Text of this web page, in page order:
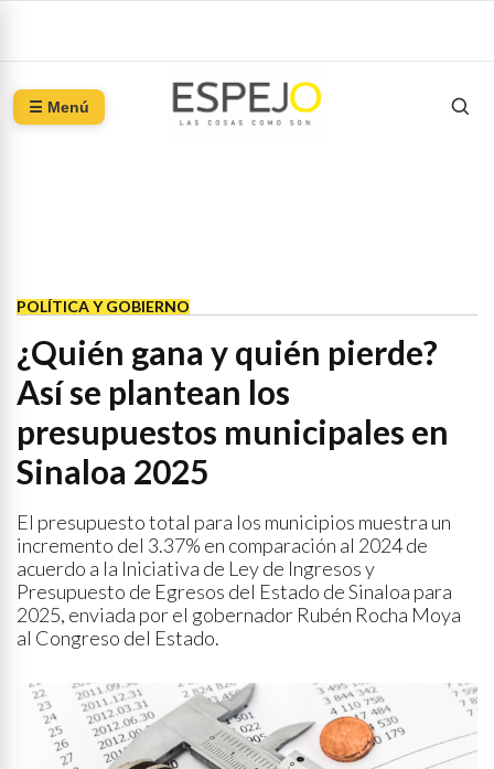
☰ Menú
POLÍTICA Y GOBIERNO
¿Quién gana y quién pierde?
Así se plantean los
presupuestos municipales en
Sinaloa 2025
El presupuesto total para los municipios muestra un
incremento del 3.37% en comparación al 2024 de
acuerdo a la Iniciativa de Ley de Ingresos y
Presupuesto de Egresos del Estado de Sinaloa para
2025, enviada por el gobernador Rubén Rocha Moya
al Congreso del Estado.